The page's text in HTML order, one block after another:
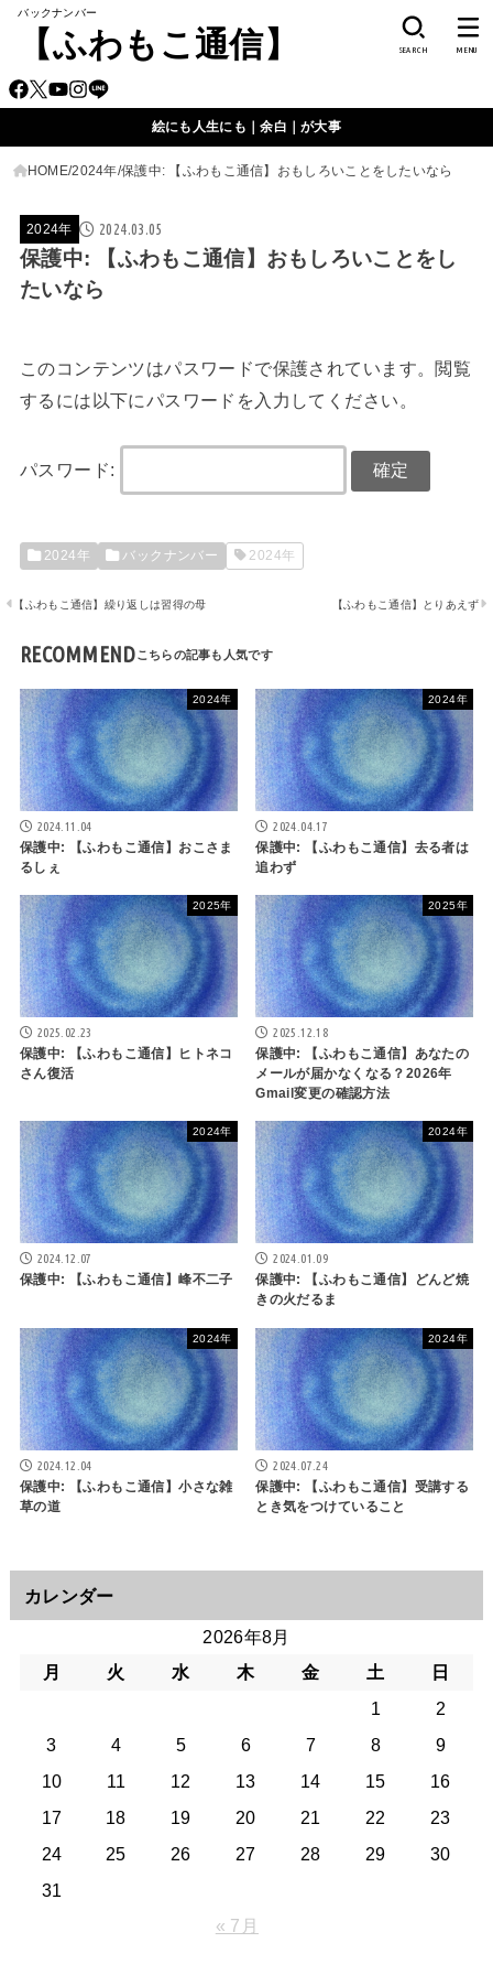
バックナンバー
【ふわもこ通信】 SEARCH MENU
絵にも人生にも｜余白｜が大事
HOME 2024年 保護中: 【ふわもこ通信】おもしろいことをしたいなら
2024年 2024.03.05
保護中: 【ふわもこ通信】おもしろいことをし
たいなら
このコンテンツはパスワードで保護されています。閲覧
するには以下にパスワードを入力してください。
パスワード:
2024年 バックナンバー 2024年
【ふわもこ通信】繰り返しは習得の母 【ふわもこ通信】とりあえず
RECOMMEND
2024年
2024.11.04
保護中: 【ふわもこ通信】おこさま
るしぇ
2024年
2024.04.17
保護中: 【ふわもこ通信】去る者は
追わず
2025年
2025.02.23
保護中: 【ふわもこ通信】ヒトネコ
さん復活
2025年
2025.12.18
保護中: 【ふわもこ通信】あなたの
メールが届かなくなる？2026年
Gmail変更の確認方法
2024年
2024.12.07
保護中: 【ふわもこ通信】峰不二子
2024年
2024.01.09
保護中: 【ふわもこ通信】どんど焼
きの火だるま
2024年
2024.12.04
保護中: 【ふわもこ通信】小さな雑
草の道
2024年
2024.07.24
保護中: 【ふわもこ通信】受講する
とき気をつけていること
カレンダー
2026年8月
月
火 水 木 金 土
日
1
2
3
4 5 6 7 8
9
10
11 12 13 14 15
16
17
18 19 20 21 22
23
24
25 26 27 28 29
30
31
« 7月